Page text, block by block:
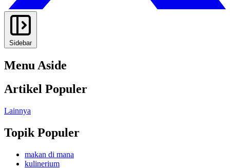
Sidebar
Menu Aside
Artikel Populer
Lainnya
Topik Populer
makan di mana
kulinerium